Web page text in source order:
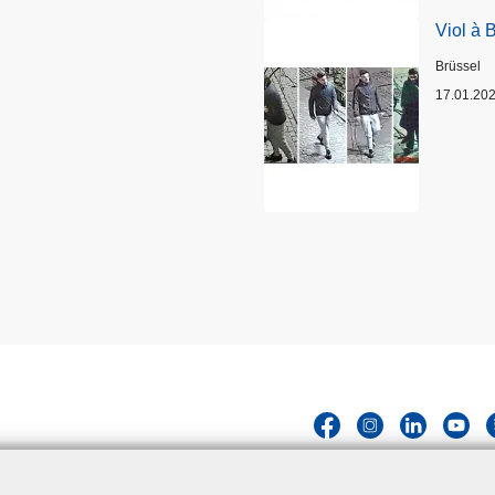
Viol à
Standort
Brüssel